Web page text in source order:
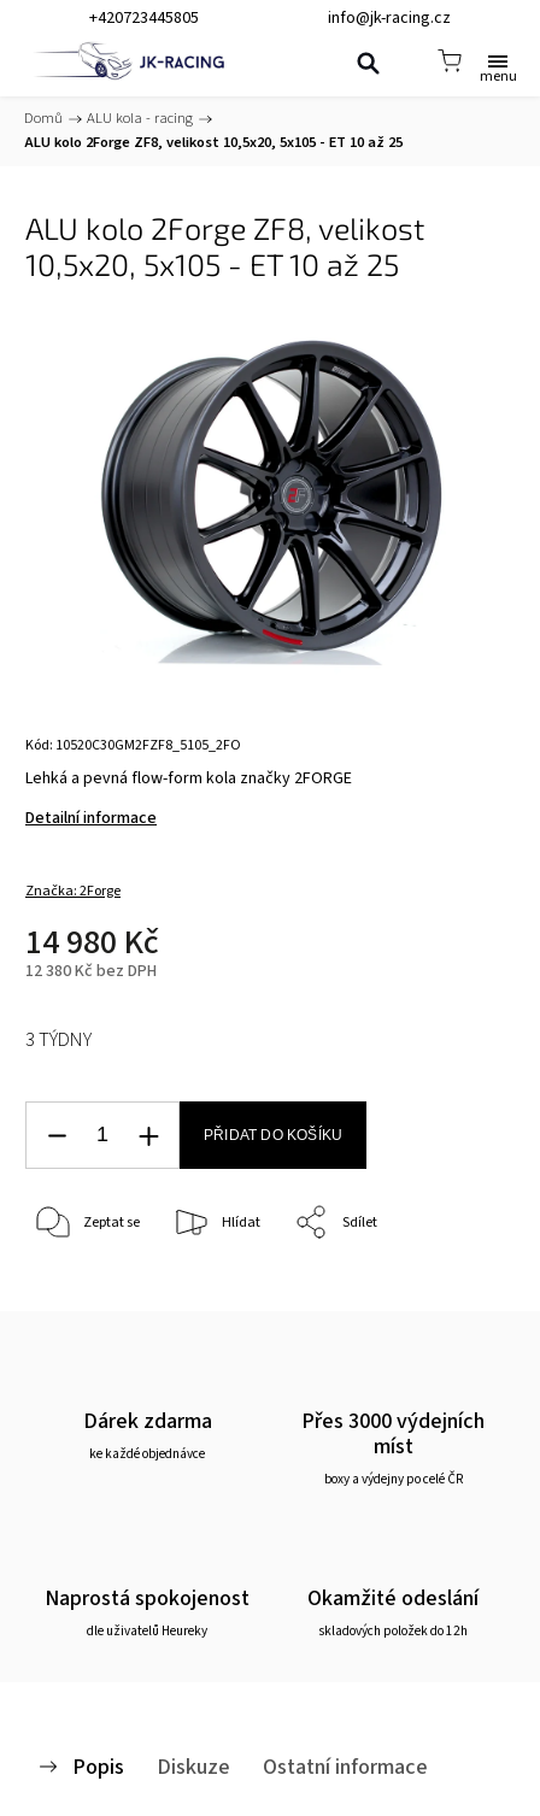
+420723445805 info@jk-racing.cz
Domů / ALU kola - racing /
ALU kolo 2Forge ZF8, velikost 10,5x20, 5x105 - ET 10 až 25
ALU kolo 2Forge ZF8, velikost
10,5x20, 5x105 - ET 10 až 25
Kód: 10520C30GM2FZF8_5105_2FO
Lehká a pevná flow-form kola značky 2FORGE
Detailní informace
Značka:2Forge
14 980 Kč
12 380 Kč bez DPH
3 TÝDNY
PŘIDAT DO KOŠÍKU
Zeptat se Hlídat Sdílet
Dárek zdarma
ke každé objednávce
Přes 3000 výdejních
míst
boxy a výdejny po celé ČR
Naprostá spokojenost
dle uživatelů Heureky
Okamžité odeslání
skladových položek do 12h
Popis Diskuze Ostatní informace